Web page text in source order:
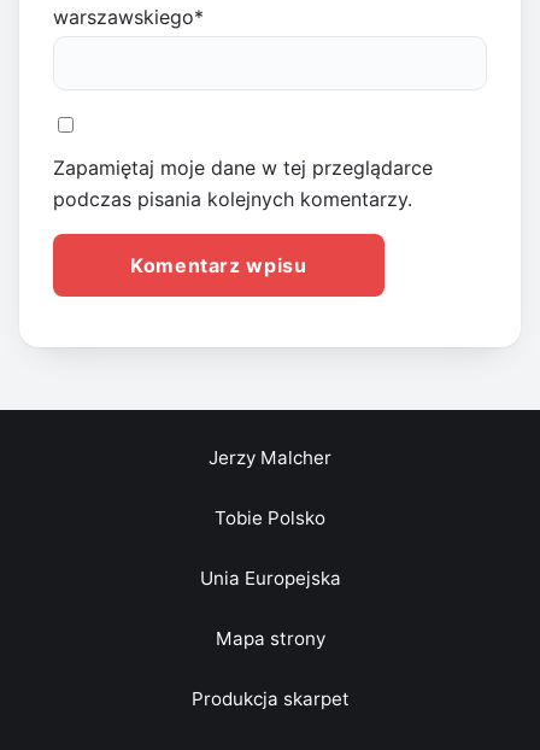
warszawskiego*
Zapamiętaj moje dane w tej przeglądarce
podczas pisania kolejnych komentarzy.
Jerzy Malcher
Tobie Polsko
Unia Europejska
Mapa strony
Produkcja skarpet